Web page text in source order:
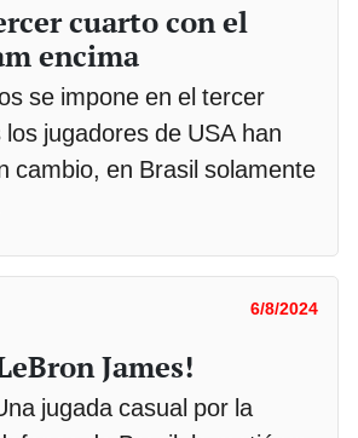
cuarto con el
encima
se impone en el tercer
jugadores de USA han
cambio, en Brasil solamente
6/8/2024
James!
jugada casual por la